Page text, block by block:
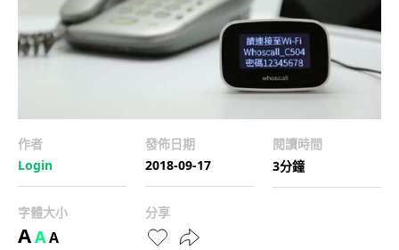
作者
Login
發佈日期
2018-09-17
閱讀時間
3分鐘
字體大小
AAA
分享